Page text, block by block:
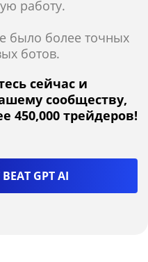
работу.
было более точных
ботов.
сейчас и
сообществу,
450,000 трейдеров!
GPT AI